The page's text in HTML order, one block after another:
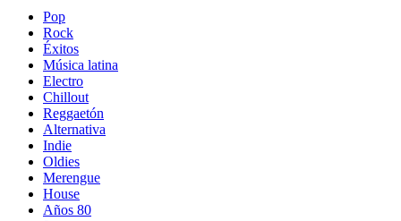
Pop
Rock
Éxitos
Música latina
Electro
Chillout
Reggaetón
Alternativa
Indie
Oldies
Merengue
House
Años 80